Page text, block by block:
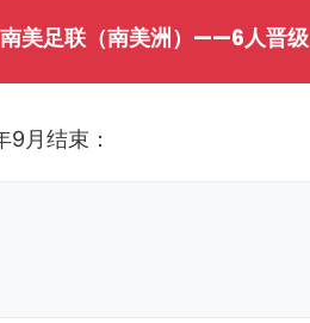
南美足联（南美洲）——6人晋级
月结束：